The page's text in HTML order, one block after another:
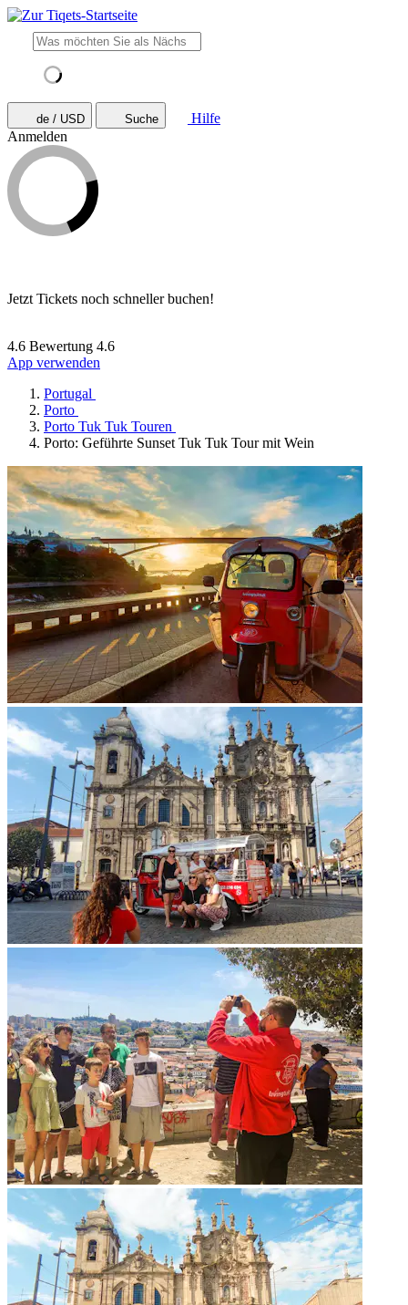
de / USD Suche
Hilfe
Anmelden
Jetzt Tickets noch schneller buchen!
4.6 Bewertung 4.6
App verwenden
Portugal
Porto
Porto Tuk Tuk Touren
Porto: Geführte Sunset Tuk Tuk Tour mit Wein